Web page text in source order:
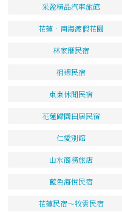
采盈精品汽車旅館
花蓮‧南海渡假花園
林家厝民宿
相遇民宿
東東休閒民宿
花蓮歸園田居民宿
仁愛別館
山水商務旅店
藍色海悅民宿
花蓮民宿～牧雲民宿